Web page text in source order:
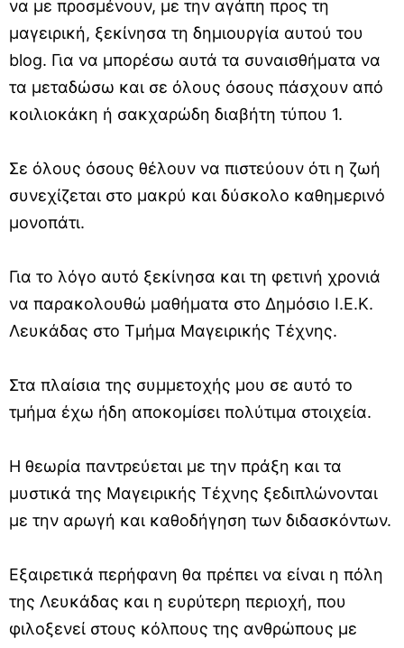
να με προσμένουν, με την αγάπη προς τη
μαγειρική, ξεκίνησα τη δημιουργία αυτού του
blog. Για να μπορέσω αυτά τα συναισθήματα να
τα μεταδώσω και σε όλους όσους πάσχουν από
κοιλιοκάκη ή σακχαρώδη διαβήτη τύπου 1.
Σε όλους όσους θέλουν να πιστεύουν ότι η ζωή
συνεχίζεται στο μακρύ και δύσκολο καθημερινό
μονοπάτι.
Για το λόγο αυτό ξεκίνησα και τη φετινή χρονιά
να παρακολουθώ μαθήματα στο Δημόσιο Ι.Ε.Κ.
Λευκάδας στο Τμήμα Μαγειρικής Τέχνης.
Στα πλαίσια της συμμετοχής μου σε αυτό το
τμήμα έχω ήδη αποκομίσει πολύτιμα στοιχεία.
Η θεωρία παντρεύεται με την πράξη και τα
μυστικά της Μαγειρικής Τέχνης ξεδιπλώνονται
με την αρωγή και καθοδήγηση των διδασκόντων.
Εξαιρετικά περήφανη θα πρέπει να είναι η πόλη
της Λευκάδας και η ευρύτερη περιοχή, που
φιλοξενεί στους κόλπους της ανθρώπους με